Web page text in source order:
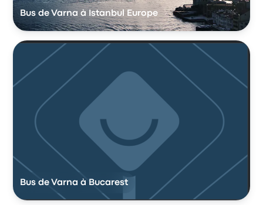
Bus de Varna à Istanbul Europe
Bus de Varna à Bucarest